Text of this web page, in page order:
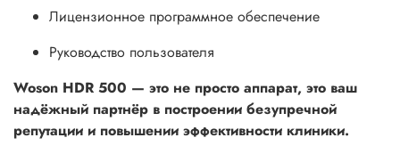
Лицензионное программное обеспечение
Руководство пользователя
Woson HDR 500 — это не просто аппарат, это ваш
надёжный партнёр в построении безупречной
репутации и повышении эффективности клиники.